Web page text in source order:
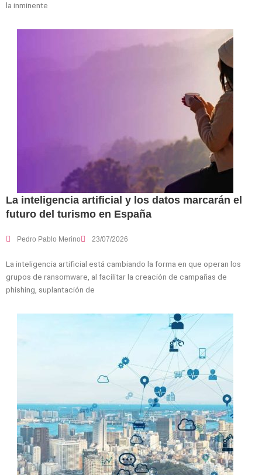
la inminente
La inteligencia artificial y los datos marcarán el
futuro del turismo en España
Pedro Pablo Merino 23/07/2026
La inteligencia artificial está cambiando la forma en que operan los
grupos de ransomware, al facilitar la creación de campañas de
phishing, suplantación de